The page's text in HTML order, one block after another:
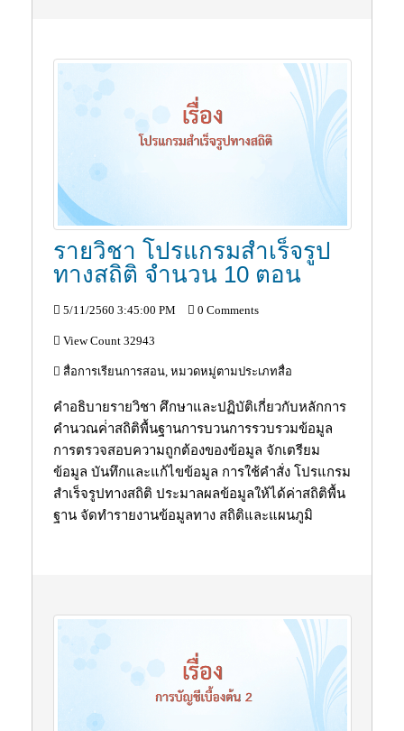
รายวิชา โปรแกรมสำเร็จรูป
ทางสถิติ จำนวน 10 ตอน
5/11/2560 3:45:00 PM 0 Comments
View Count 32943
สื่อการเรียนการสอน, หมวดหมู่ตามประเภทสื่อ
คำอธิบายรายวิชา ศึกษาและปฏิบัติเกี่ยวกับหลักการ
คำนวณค่่าสถิติพื้นฐานการบวนการรวบรวมข้อมูล
การตรวจสอบความถูกต้องของข้อมูล จักเตรียม
ข้อมูล บันทึกและแก้ไขข้อมูล การใช้คำสั่ง โปรแกรม
สำเร็จรูปทางสถิติ ประมาลผลข้อมูลให้ได้ค่าสถิติพื้น
ฐาน จัดทำรายงานข้อมูลทาง สถิติและแผนภูมิ